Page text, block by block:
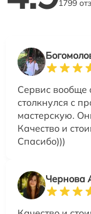
1799
Сервис вообще
столкнулся с
мастерскую.
Качество и
Спасибо)))
Чернова